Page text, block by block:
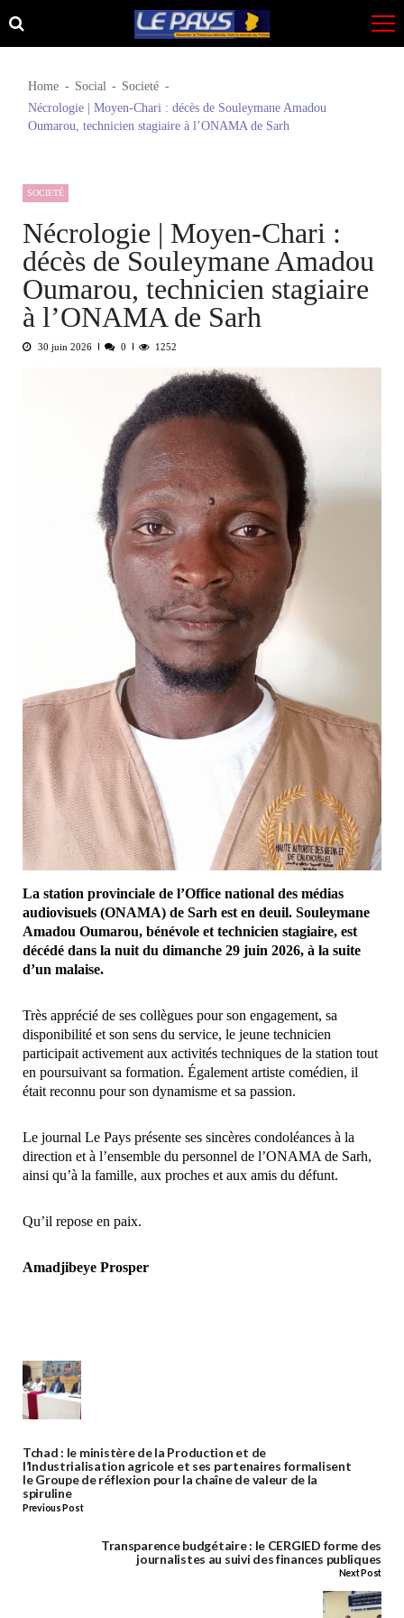
Skip
to
Skip
to
Home Social
Societé
Nécrologie | Moyen-Chari : décès de Souleymane Amadou
Oumarou, technicien stagiaire à l’ONAMA de Sarh
SOCIETÉ
Nécrologie | Moyen-Chari :
décès de Souleymane Amadou
Oumarou, technicien stagiaire
à l’ONAMA de Sarh
30 juin 2026 0 1252
La station provinciale de l’Office national des médias
audiovisuels (ONAMA) de Sarh est en deuil. Souleymane
Amadou Oumarou, bénévole et technicien stagiaire, est
décédé dans la nuit du dimanche 29 juin 2026, à la suite
d’un malaise.
Très apprécié de ses collègues pour son engagement, sa
disponibilité et son sens du service, le jeune technicien
participait activement aux activités techniques de la station tout
en poursuivant sa formation. Également artiste comédien, il
était reconnu pour son dynamisme et sa passion.
Le journal Le Pays présente ses sincères condoléances à la
direction et à l’ensemble du personnel de l’ONAMA de Sarh,
ainsi qu’à la famille, aux proches et aux amis du défunt.
Qu’il repose en paix.
Amadjibeye Prosper
Tchad : le ministère de la Production et de
l’Industrialisation agricole et ses partenaires formalisent
le Groupe de réflexion pour la chaîne de valeur de la
spiruline
Previous Post
Transparence budgétaire : le CERGIED forme des
journalistes au suivi des finances publiques
Next Post